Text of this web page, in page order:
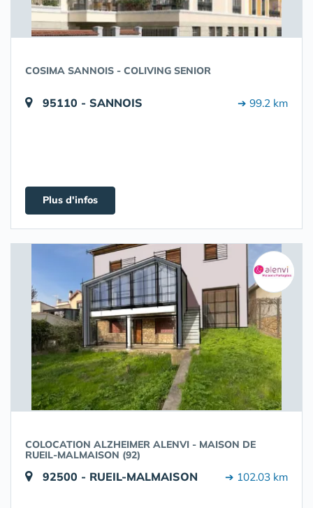
COSIMA SANNOIS - COLIVING SENIOR
95110 - SANNOIS ➔ 99.2 km
Plus d'infos
COLOCATION ALZHEIMER ALENVI - MAISON DE
RUEIL-MALMAISON (92)
92500 - RUEIL-MALMAISON ➔ 102.03 km